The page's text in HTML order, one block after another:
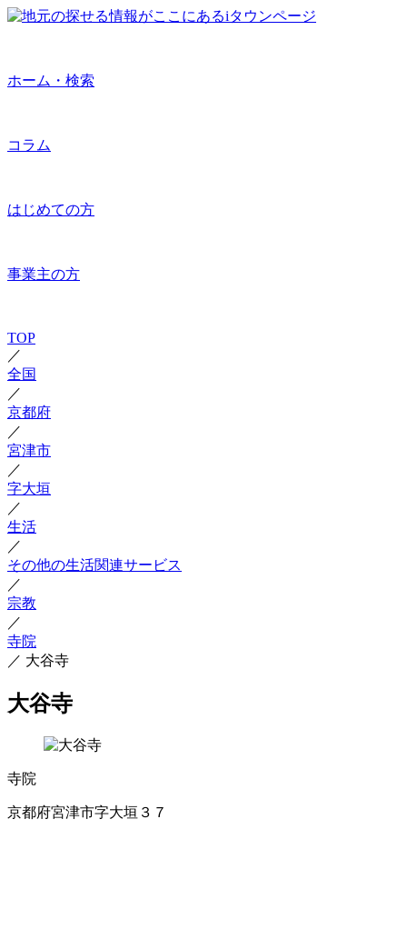
ホーム・検索
コラム
はじめての方
事業主の方
TOP
／
全国
／
京都府
／
宮津市
／
字大垣
／
生活
／
その他の生活関連サービス
／
宗教
／
寺院
／ 大谷寺
大谷寺
寺院
京都府宮津市字大垣３７